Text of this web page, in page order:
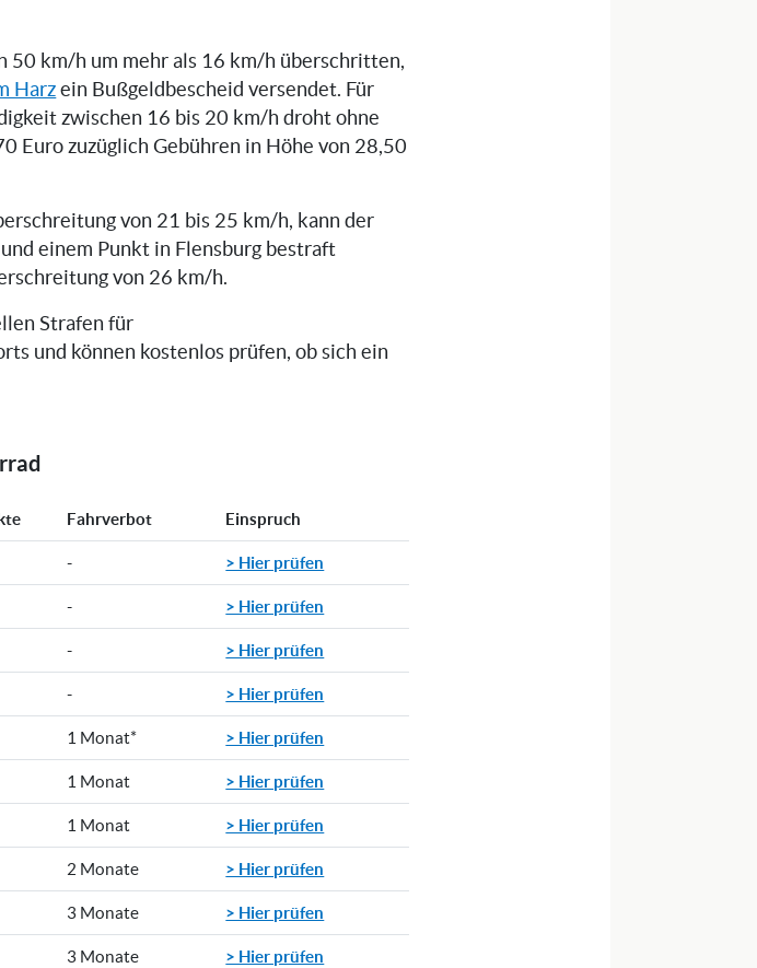
50 km/h um mehr als 16 km/h überschritten,
Harz ein Bußgeldbescheid versendet. Für
zwischen 16 bis 20 km/h droht ohne
Euro zuzüglich Gebühren in Höhe von 28,50
von 21 bis 25 km/h, kann der
einem Punkt in Flensburg bestraft
von 26 km/h.
Strafen für
und können kostenlos prüfen, ob sich ein
Fahrverbot Einspruch
- > Hier prüfen
- > Hier prüfen
- > Hier prüfen
- > Hier prüfen
1 Monat* > Hier prüfen
1 Monat > Hier prüfen
1 Monat > Hier prüfen
2 Monate > Hier prüfen
3 Monate > Hier prüfen
3 Monate > Hier prüfen